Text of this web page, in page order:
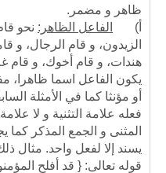
ظاهر و مضمر.
أ‌)
الفاعل الظاهر: نحو
الزيدون، و قام الرجال، و
هندات، و قام أخوك، و قام
يكون الفاعل اسما ظاهرا،
أو مؤنثا كما في الأمثلة
فعله علامة التثنية و لا
المثنى و الجمع المذكر كما
يسند إلا لفعل واحد. مثال
قوله تعالى: { قد أفلح